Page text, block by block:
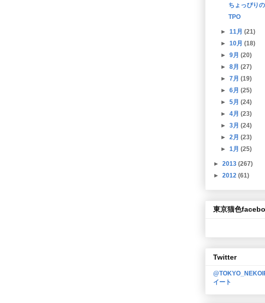
ちょっぴり
TPO
►11月(21)
►10月(18)
►9月(20)
►8月(27)
►7月(19)
►6月(25)
►5月(24)
►4月(23)
►3月(24)
►2月(23)
►1月(25)
► 2013 (267)
► 2012 (61)
東京猫色
Twitter
イート